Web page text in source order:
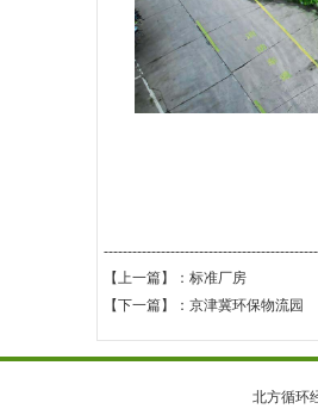
【上一篇】：标准厂房
【下一篇】：京津冀环保物流园
北方循环